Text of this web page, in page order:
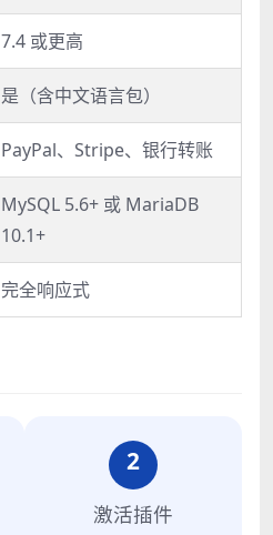
7.4 或更高
是（含中文语言包）
PayPal、Stripe、银行转账
MySQL 5.6+ 或 MariaDB
10.1+
完全响应式
2
激活插件